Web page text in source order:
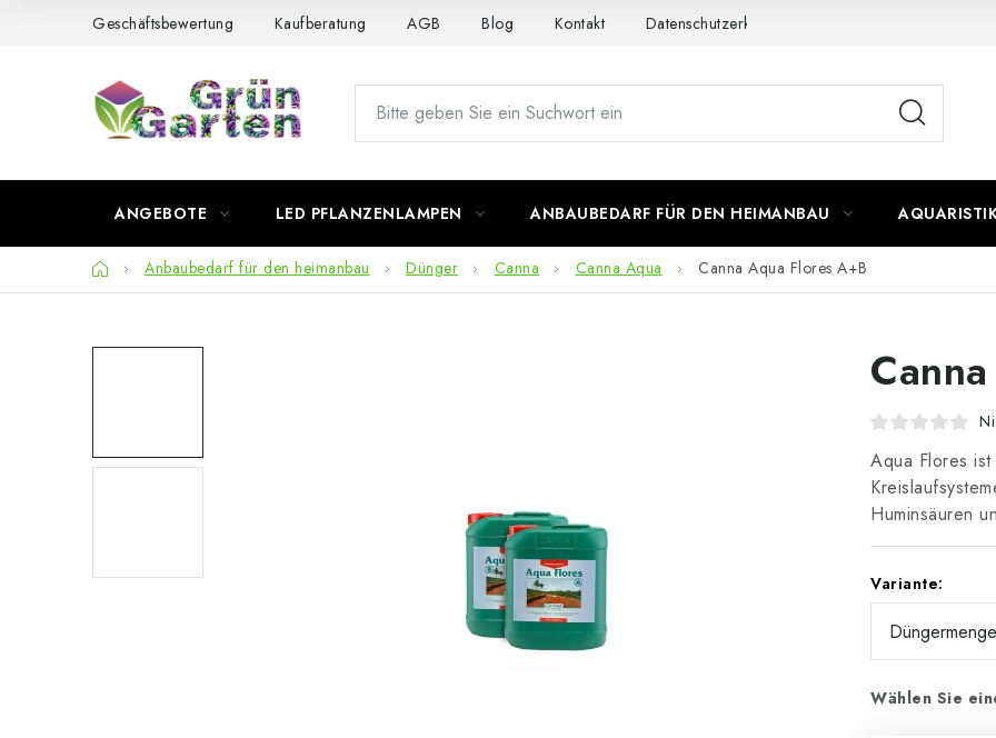
Geschäftsbewertung Kaufberatung AGB Blog Kontakt Datenschutzerklärung
ANGEBOTE LED PFLANZENLAMPEN ANBAUBEDARF FÜR DEN HEIMANBAU
StartseiteAnbaubedarf für den heimanbau Dünger Canna Canna Aqua Canna Aqua Flores A+B
Aqua Flores
Huminsäuren
Variante:
Wählen Sie